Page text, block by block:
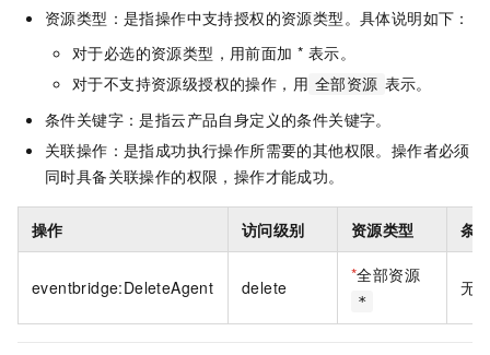
资源类型：是指操作中支持授权的资源类型。具体说明如下：
对于必选的资源类型，用前面加 * 表示。
对于不支持资源级授权的操作，用 全部资源 表示。
条件关键字：是指云产品自身定义的条件关键字。
关联操作：是指成功执行操作所需要的其他权限。操作者必须
同时具备关联操作的权限，操作才能成功。
操作 访问级别 资源类型 条
eventbridge:DeleteAgent delete
*全部资源
*
无